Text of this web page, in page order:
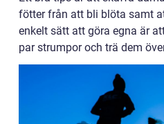
fötter från att bli blöta samt
enkelt sätt att göra egna är
par strumpor och trä dem